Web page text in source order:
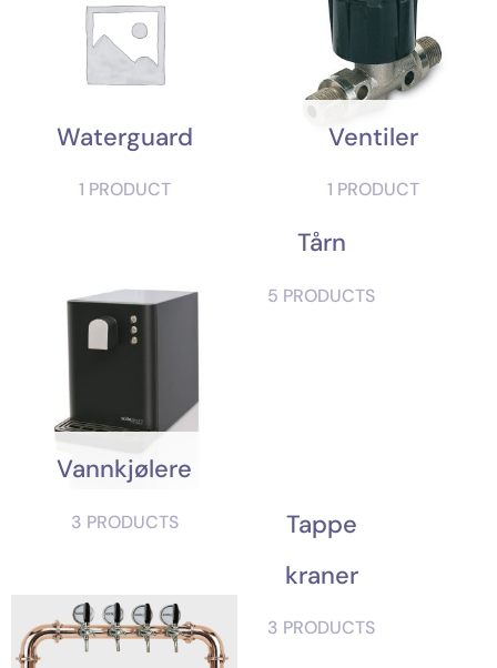
Waterguard
1 PRODUCT
Ventiler
1 PRODUCT
Vannkjølere
3 PRODUCTS
Tårn
5 PRODUCTS
Tappe
Kraner
3 PRODUCTS